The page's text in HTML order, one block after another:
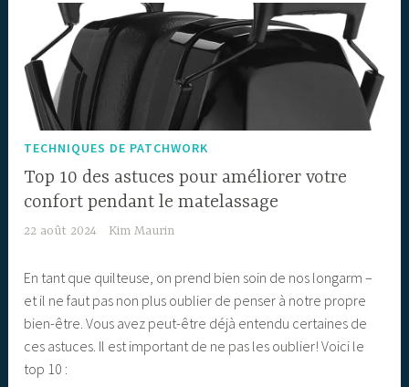
TECHNIQUES DE PATCHWORK
Top 10 des astuces pour améliorer votre
confort pendant le matelassage
22 août 2024 Kim Maurin
En tant que quilteuse, on prend bien soin de nos longarm –
et il ne faut pas non plus oublier de penser à notre propre
bien-être. Vous avez peut-être déjà entendu certaines de
ces astuces. Il est important de ne pas les oublier! Voici le
top 10 :